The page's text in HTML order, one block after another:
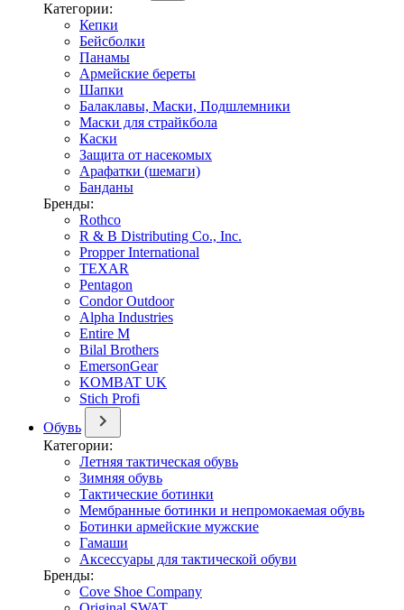
Категории:
Кепки
Бейсболки
Панамы
Армейские береты
Шапки
Балаклавы, Маски, Подшлемники
Маски для страйкбола
Каски
Защита от насекомых
Арафатки (шемаги)
Банданы
Бренды:
Rothco
R & B Distributing Co., Inc.
Propper International
TEXAR
Pentagon
Condor Outdoor
Alpha Industries
Entire M
Bilal Brothers
EmersonGear
KOMBAT UK
Stich Profi
Обувь
Категории:
Летняя тактическая обувь
Зимняя обувь
Тактические ботинки
Мембранные ботинки и непромокаемая обувь
Ботинки армейские мужские
Гамаши
Аксессуары для тактической обуви
Бренды:
Cove Shoe Company